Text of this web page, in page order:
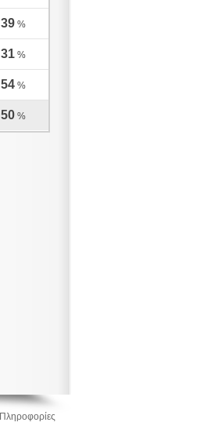
39 %
31 %
54 %
50 %
Πληροφορίες